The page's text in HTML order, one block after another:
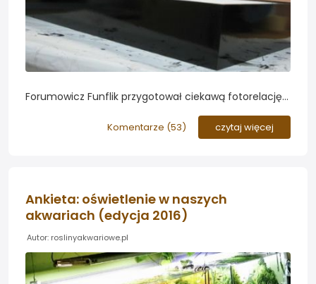
Forumowicz Funflik przygotował ciekawą fotorelację z
PCV. Zródłem światła będa w tym przypadku diody
Komentarze (53) czytaj więcej
Ankieta: oświetlenie w naszych
akwariach (edycja 2016)
Autor: roslinyakwariowe.pl